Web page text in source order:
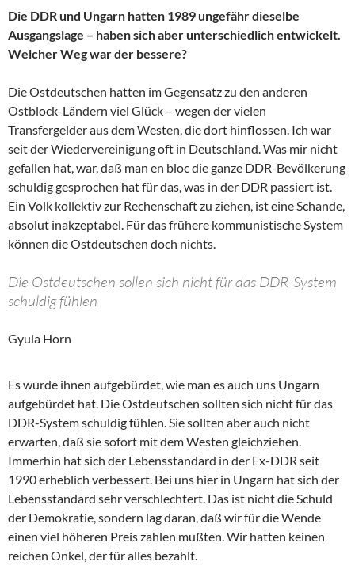
Die DDR und Ungarn hatten 1989 ungefähr dieselbe
Ausgangslage – haben sich aber unterschiedlich entwickelt.
Welcher Weg war der bessere?
Die Ostdeutschen hatten im Gegensatz zu den anderen
Ostblock-Ländern viel Glück – wegen der vielen
Transfergelder aus dem Westen, die dort hinflossen. Ich war
seit der Wiedervereinigung oft in Deutschland. Was mir nicht
gefallen hat, war, daß man en bloc die ganze DDR-Bevölkerung
schuldig gesprochen hat für das, was in der DDR passiert ist.
Ein Volk kollektiv zur Rechenschaft zu ziehen, ist eine Schande,
absolut inakzeptabel. Für das frühere kommunistische System
können die Ostdeutschen doch nichts.
Die Ostdeutschen sollen sich nicht für das DDR-System
schuldig fühlen
Gyula Horn
Es wurde ihnen aufgebürdet, wie man es auch uns Ungarn
aufgebürdet hat. Die Ostdeutschen sollten sich nicht für das
DDR-System schuldig fühlen. Sie sollten aber auch nicht
erwarten, daß sie sofort mit dem Westen gleichziehen.
Immerhin hat sich der Lebensstandard in der Ex-DDR seit
1990 erheblich verbessert. Bei uns hier in Ungarn hat sich der
Lebensstandard sehr verschlechtert. Das ist nicht die Schuld
der Demokratie, sondern lag daran, daß wir für die Wende
einen viel höheren Preis zahlen mußten. Wir hatten keinen
reichen Onkel, der für alles bezahlt.